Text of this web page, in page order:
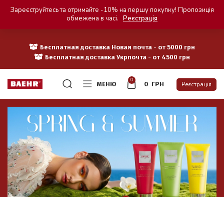
Бесплатная доставка Новая почта - от 5000 грн
Бесплатная доставка Укрпочта - от 4500 грн
МЕНЮ
0
0 ГРН Реєстрація
Зареєструйтесь та отримайте -10% на першу покупку! Пропозиція
обмежена в часі. Реєстрація